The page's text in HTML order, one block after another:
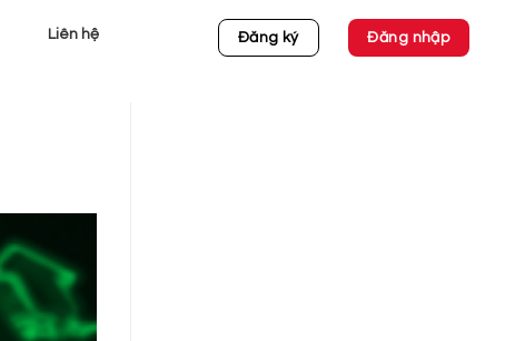
Liên hệ Đăng ký Đăng nhập